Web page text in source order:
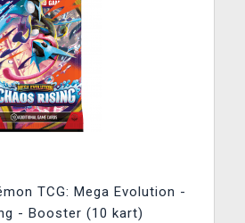
TCG: Mega Evolution -
- Booster (10 kart)